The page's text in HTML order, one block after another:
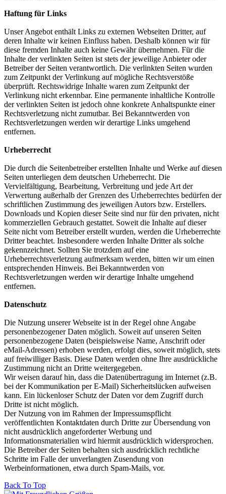
Haftung für Links
Unser Angebot enthält Links zu externen Webseiten Dritter, auf
deren Inhalte wir keinen Einfluss haben. Deshalb können wir für
diese fremden Inhalte auch keine Gewähr übernehmen. Für die
Inhalte der verlinkten Seiten ist stets der jeweilige Anbieter oder
Betreiber der Seiten verantwortlich. Die verlinkten Seiten wurden
zum Zeitpunkt der Verlinkung auf mögliche Rechtsverstöße
überprüft. Rechtswidrige Inhalte waren zum Zeitpunkt der
Verlinkung nicht erkennbar. Eine permanente inhaltliche Kontrolle
der verlinkten Seiten ist jedoch ohne konkrete Anhaltspunkte einer
Rechtsverletzung nicht zumutbar. Bei Bekanntwerden von
Rechtsverletzungen werden wir derartige Links umgehend
entfernen.
Urheberrecht
Die durch die Seitenbetreiber erstellten Inhalte und Werke auf diesen
Seiten unterliegen dem deutschen Urheberrecht. Die
Vervielfältigung, Bearbeitung, Verbreitung und jede Art der
Verwertung außerhalb der Grenzen des Urheberrechtes bedürfen der
schriftlichen Zustimmung des jeweiligen Autors bzw. Erstellers.
Downloads und Kopien dieser Seite sind nur für den privaten, nicht
kommerziellen Gebrauch gestattet. Soweit die Inhalte auf dieser
Seite nicht vom Betreiber erstellt wurden, werden die Urheberrechte
Dritter beachtet. Insbesondere werden Inhalte Dritter als solche
gekennzeichnet. Sollten Sie trotzdem auf eine
Urheberrechtsverletzung aufmerksam werden, bitten wir um einen
entsprechenden Hinweis. Bei Bekanntwerden von
Rechtsverletzungen werden wir derartige Inhalte umgehend
entfernen.
Datenschutz
Die Nutzung unserer Webseite ist in der Regel ohne Angabe
personenbezogener Daten möglich. Soweit auf unseren Seiten
personenbezogene Daten (beispielsweise Name, Anschrift oder
eMail-Adressen) erhoben werden, erfolgt dies, soweit möglich, stets
auf freiwilliger Basis. Diese Daten werden ohne Ihre ausdrückliche
Zustimmung nicht an Dritte weitergegeben.
Wir weisen darauf hin, dass die Datenübertragung im Internet (z.B.
bei der Kommunikation per E-Mail) Sicherheitslücken aufweisen
kann. Ein lückenloser Schutz der Daten vor dem Zugriff durch
Dritte ist nicht möglich.
Der Nutzung von im Rahmen der Impressumspflicht
veröffentlichten Kontaktdaten durch Dritte zur Übersendung von
nicht ausdrücklich angeforderter Werbung und
Informationsmaterialien wird hiermit ausdrücklich widersprochen.
Die Betreiber der Seiten behalten sich ausdrücklich rechtliche
Schritte im Falle der unverlangten Zusendung von
Werbeinformationen, etwa durch Spam-Mails, vor.
Back To Top